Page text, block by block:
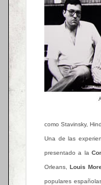
como Stavinsky,
Una de las
presentado a la
Orleans, Louis
populares